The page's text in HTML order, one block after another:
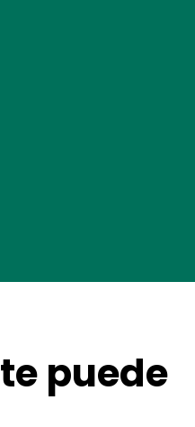
puede